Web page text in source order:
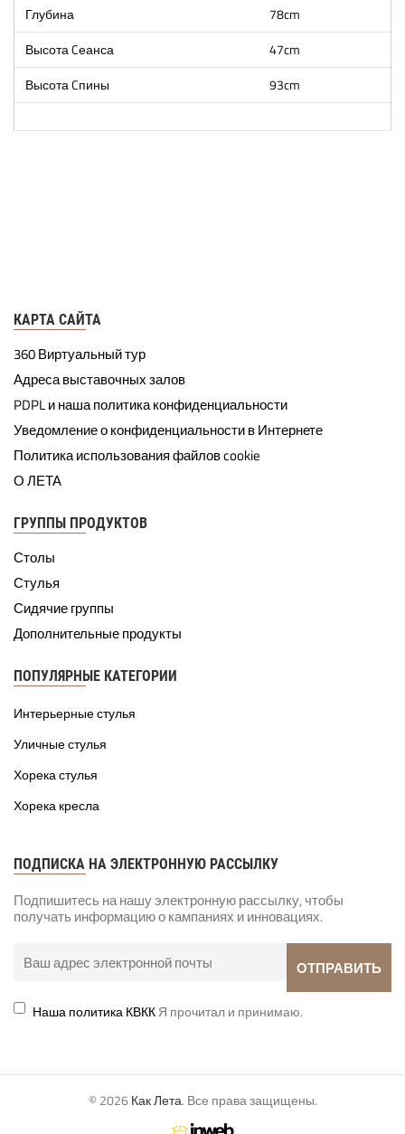
Глубина
78cm
Высота Cеанса
47cm
Высота Cпины
93cm
КАРТА САЙТА
360 Виртуальный тур
Адреса выставочных залов
PDPL и наша политика конфиденциальности
Уведомление о конфиденциальности в Интернете
Политика использования файлов cookie
О ЛЕТА
ГРУППЫ ПРОДУКТОВ
Столы
Стулья
Сидячие группы
Дополнительные продукты
ПОПУЛЯРНЫЕ КАТЕГОРИИ
Интерьерные стулья
Уличные стулья
Хорека стулья
Хорека кресла
ПОДПИСКА НА ЭЛЕКТРОННУЮ РАССЫЛКУ
Подпишитесь на нашу электронную рассылку, чтобы
получать информацию о кампаниях и инновациях.
Наша политика КВККЯ прочитал и принимаю.
© 2026 Как Лета. Все права защищены.